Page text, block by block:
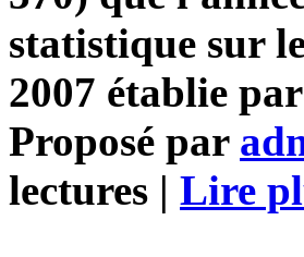
statistique sur
2007 établie
Proposé par
lectures | Lire